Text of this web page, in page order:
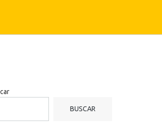
BUSCAR